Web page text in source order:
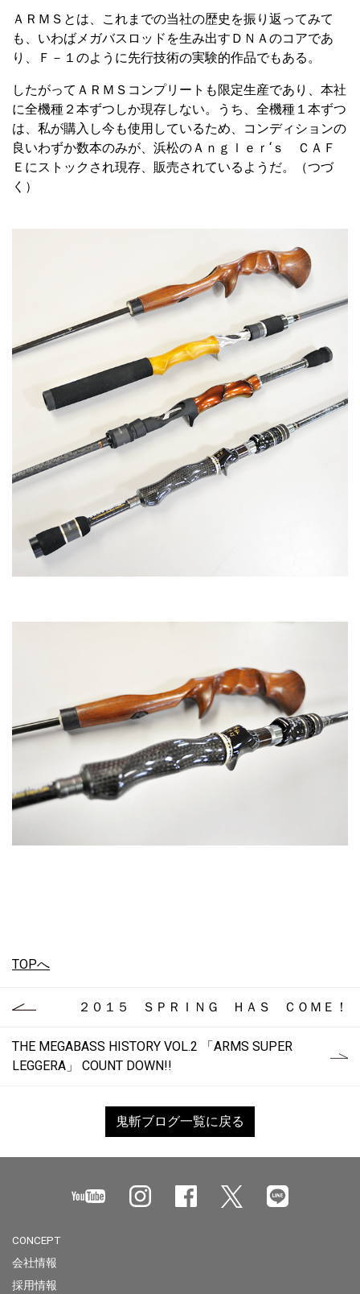
ＡＲＭＳとは、これまでの当社の歴史を振り返ってみて
も、いわばメガバスロッドを生み出すＤＮＡのコアであ
り、Ｆ－１のように先行技術の実験的作品でもある。
したがってＡＲＭＳコンプリートも限定生産であり、本社
に全機種２本ずつしか現存しない。うち、全機種１本ずつ
は、私が購入し今も使用しているため、コンディションの
良いわずか数本のみが、浜松のＡｎｇｌｅｒ‘ｓ ＣＡＦ
Ｅにストックされ現存、販売されているようだ。（つづ
く）
TOPへ
２０１５ ＳＰＲＩＮＧ ＨＡＳ ＣＯＭＥ！
THE MEGABASS HISTORY VOL.2 「ARMS SUPER
LEGGERA」 COUNT DOWN!!
鬼斬ブログ一覧に戻る
CONCEPT
会社情報
採用情報